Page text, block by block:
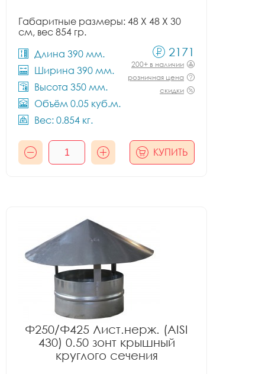
Габаритные размеры: 48 X 48 X 30
см, вес 854 гр.
Длина 390 мм.
Ширина 390 мм.
Высота 350 мм.
Объём 0.05 куб.м.
Вес: 0.854 кг.
2171
200+ в наличии
розничная цена
скидки
КУПИТЬ
Ф250/Ф425 Лист.нерж. (AISI
430) 0.50 зонт крышный
круглого сечения